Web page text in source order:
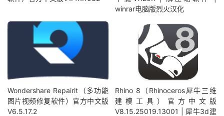
winrar电脑版烈火汉化
Wondershare Repairit（多功能
图片视频修复软件）官方中文版
V6.5.17.2
Rhino 8（Rhinoceros犀牛三维
建模工具）官方中文版
V8.15.25019.13001 | 犀牛3d建